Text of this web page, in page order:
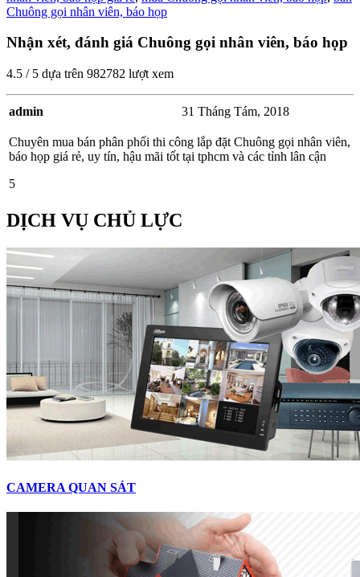
Chuông gọi nhân viên, báo họp
Nhận xét, đánh giá Chuông gọi nhân viên, báo họp
4.5 / 5 dựa trên 982782 lượt xem
admin 31 Tháng Tám, 2018
Chuyên mua bán phân phối thi công lắp đặt Chuông gọi nhân viên,
báo họp giá rẻ, uy tín, hậu mãi tốt tại tphcm và các tỉnh lân cận
5
DỊCH VỤ CHỦ LỰC
CAMERA QUAN SÁT